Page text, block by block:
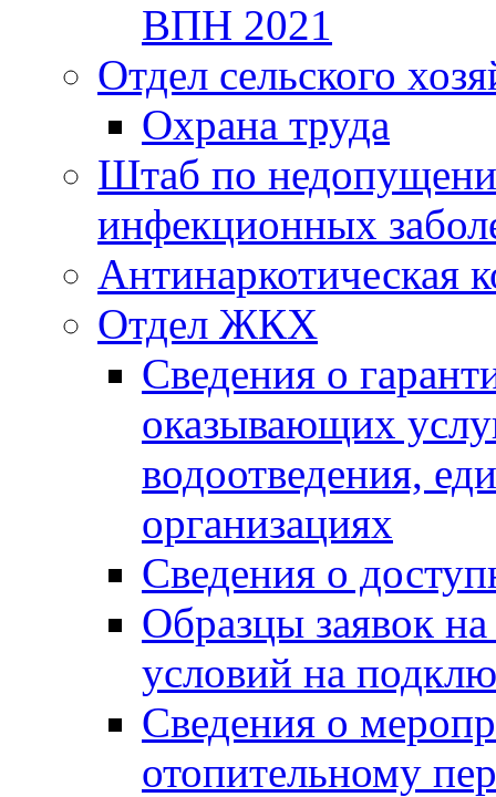
ВПН 2021
Отдел сельского
Охрана труда
Штаб по
инфекционных
Антинаркотическая
Отдел ЖКХ
Сведения о
оказывающих
водоотведения,
организациях
Сведения о
Образцы заявок
условий на
Сведения о
отопительному